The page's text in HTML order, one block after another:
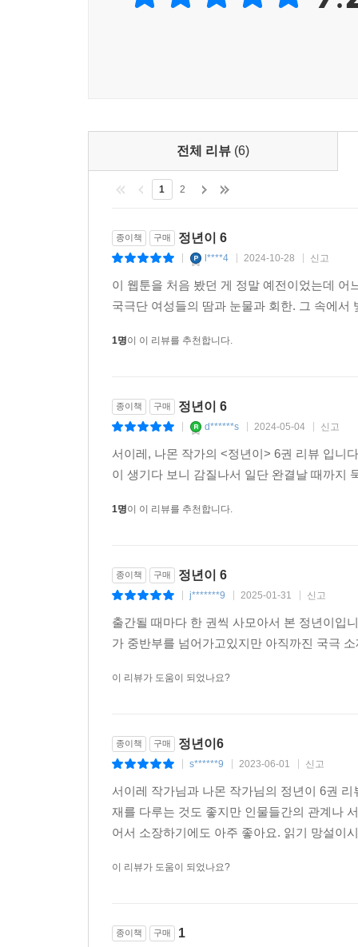
전체 리뷰 (6)
1 2
종이책 구매 정년이 6
l****4 2024-10-28 신고
이 웹툰을 처음 봤던 게 정말 예전이었는데
국극단 여성들의 땀과 눈물과 회한. 그 속에
1명이 이 리뷰를 추천합니다.
종이책 구매 정년이 6
d******s 2024-05-04 신고
서이레, 나몬 작가의 <정년이> 6권 리뷰 입니
이 생기다 보니 감질나서 일단 완결날 때까지
1명이 이 리뷰를 추천합니다.
종이책 구매 정년이 6
j*******9 2025-01-31 신고
출간될 때마다 한 권씩 사모아서 본 정년이입
가 중반부를 넘어가고있지만 아직까진 국극
이 리뷰가 도움이 되었나요?
종이책 구매 정년이6
s******9 2023-06-01 신고
서이레 작가님과 나몬 작가님의 정년이 6권
재를 다루는 것도 좋지만 인물들간의 관계나
어서 소장하기에도 아주 좋아요. 읽기 망설이
이 리뷰가 도움이 되었나요?
종이책 구매 1